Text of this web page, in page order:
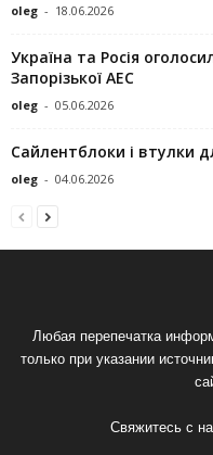
oleg - 18.06.2026
Україна та Росія
Запорізької АЕС
oleg - 05.06.2026
Сайлентблоки і втулки
oleg - 04.06.2026
Любая перепечатка
только при указании
Свяжитесь с